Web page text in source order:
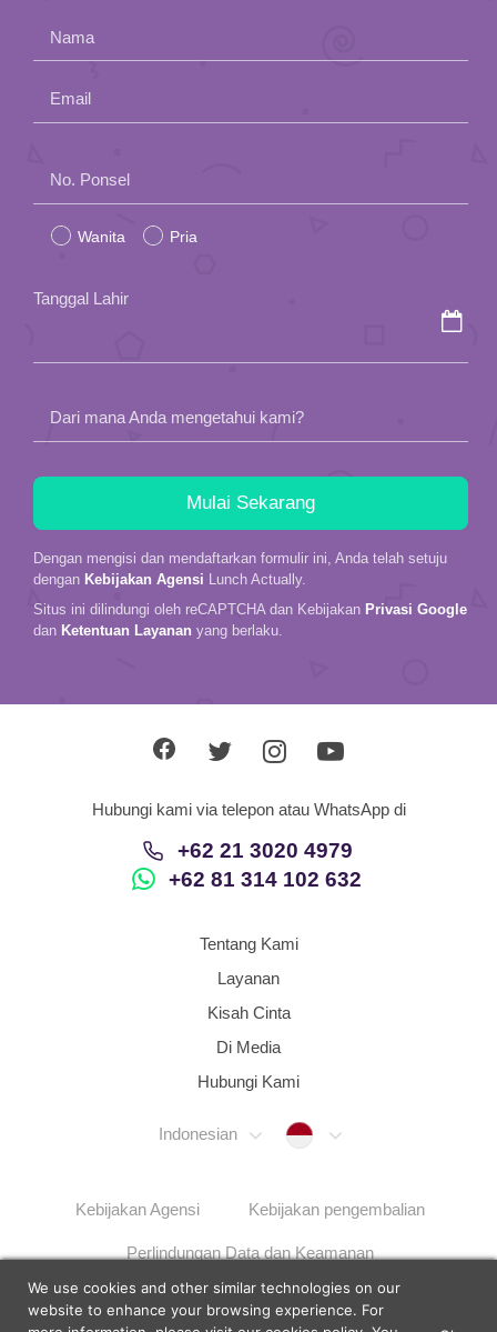
Nama
Email
leave
this
No. Ponsel
Wanita Pria
Tanggal Lahir
Dari mana Anda mengetahui kami?
Dengan mengisi dan mendaftarkan formulir ini, Anda telah setuju
dengan Kebijakan Agensi Lunch Actually.
Situs ini dilindungi oleh reCAPTCHA dan Kebijakan Privasi Google
dan Ketentuan Layanan yang berlaku.
Hubungi kami via telepon atau WhatsApp di
+62 21 3020 4979
+62 81 314 102 632
Tentang Kami
Layanan
Kisah Cinta
Di Media
Hubungi Kami
Indonesian Indonesia
Kebijakan Agensi Kebijakan pengembalian
Perlindungan Data dan Keamanan
Langkah Penyelesaian Masalah Sitemap
We use cookies and other similar technologies on our
website to enhance your browsing experience. For